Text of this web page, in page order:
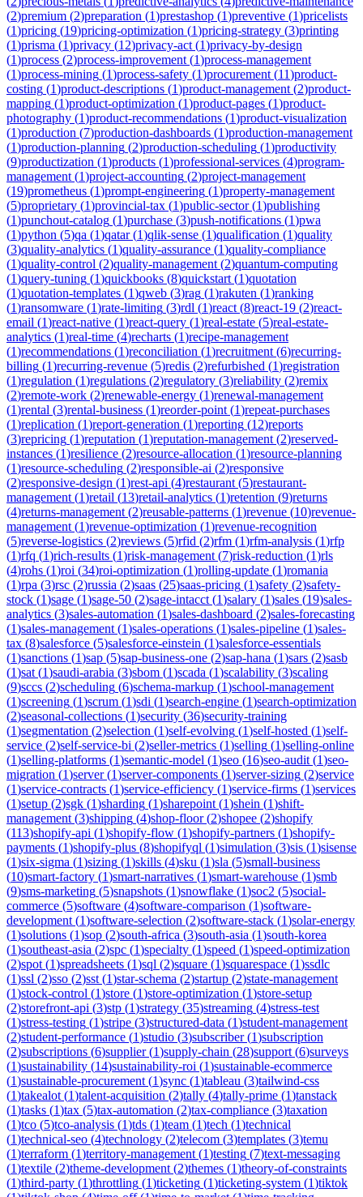
(2)premium (2)preparation (1)prestashop (1)preventive (1)pricelists
(1)pricing (19)pricing-optimization (1)pricing-strategy (3)printing
(1)prisma (1)privacy (12)privacy-act (1)privacy-by-design
(1)process (2)process-improvement (1)process-management
(1)process-mining (1)process-safety (1)procurement (11)product-
costing (1)product-descriptions (1)product-management (2)product-
mapping (1)product-optimization (1)product-pages (1)product-
photography (1)product-recommendations (1)product-visualization
(1)production (7)production-dashboards (1)production-management
(1)production-planning (2)production-scheduling (1)productivity
(9)productization (1)products (1)professional-services (4)program-
management (1)project-accounting (2)project-management
(19)prometheus (1)prompt-engineering (1)property-management
(5)proprietary (1)provincial-tax (1)public-sector(1)publishing
(1)punchout-catalog (1)purchase (3)push-notifications (1)pwa
(1)python (5)qa (1)qatar(1)qlik-sense (1)qualification (1)quality
(3)quality-analytics (1)quality-assurance (1)quality-compliance
(1)quality-control (2)quality-management (2)quantum-computing
(1)query-tuning (1)quickbooks (8)quickstart (1)quotation
(1)quotation-templates (1)qweb (3)rag (1)rakuten (1)ranking
(1)ransomware (1)rate-limiting (3)rdl (1)react (8)react-19 (2)react-
email (1)react-native (1)react-query (1)real-estate (5)real-estate-
analytics (1)real-time (4)recharts (1)recipe-management
(1)recommendations (1)reconciliation (1)recruitment (6)recurring-
billing (1)recurring-revenue (5)redis (2)refurbished (1)registration
(1)regulation (1)regulations (2)regulatory (3)reliability (2)remix
(2)remote-work (2)renewable-energy (1)renewal-management
(1)rental (3)rental-business (1)reorder-point (1)repeat-purchases
(1)replication (1)report-generation (1)reporting (12)reports
(3)repricing (1)reputation (1)reputation-management (2)reserved-
instances (1)resilience (2)resource-allocation (1)resource-planning
(1)resource-scheduling (2)responsible-ai (2)responsive
(2)responsive-design (1)rest-api (4)restaurant (5)restaurant-
management (1)retail (13)retail-analytics (1)retention (9)returns
(4)returns-management (2)reusable-patterns (1)revenue (10)revenue-
management (1)revenue-optimization (1)revenue-recognition
(5)reverse-logistics (2)reviews (5)rfid (2)rfm (1)rfm-analysis (1)rfp
(1)rfq (1)rich-results (1)risk-management (7)risk-reduction (1)rls
(4)rohs (1)roi (34)roi-optimization (1)rolling-update (1)romania
(1)rpa (3)rsc (2)russia (2)saas (25)saas-pricing (1)safety (2)safety-
stock (1)sage (1)sage-50 (2)sage-intacct (1)salary (1)sales (19)sales-
analytics (3)sales-automation (1)sales-dashboard (2)sales-forecasting
(1)sales-management (1)sales-operations (1)sales-pipeline (1)sales-
tax (8)salesforce (5)salesforce-einstein (1)salesforce-essentials
(1)sanctions (1)sap (5)sap-business-one (2)sap-hana (1)sars (2)sasb
(1)sat (1)saudi-arabia (3)sbom (1)scada (1)scalability (3)scaling
(9)sccs (2)scheduling (6)schema-markup (1)school-management
(1)screening (1)scrum (1)sdi (1)search-engine (1)search-optimization
(2)seasonal-collections (1)security (36)security-training
(1)segmentation (2)selection (1)self-evolving (1)self-hosted (1)self-
service (2)self-service-bi (2)seller-metrics (1)selling (1)selling-online
(1)selling-platforms (1)semantic-model (1)seo (16)seo-audit (1)seo-
migration (1)server(1)server-components (1)server-sizing (2)service
(1)service-contracts (1)service-efficiency (1)service-firms (1)services
(1)setup (2)sgk (1)sharding (1)sharepoint (1)shein (1)shift-
management (3)shipping (4)shop-floor(2)shopee (2)shopify
(113)shopify-api (1)shopify-flow (1)shopify-partners (1)shopify-
payments (1)shopify-plus (8)shopifyql (1)simulation (3)sis (1)sisense
(1)six-sigma (1)sizing (1)skills (4)sku (1)sla (5)small-business
(10)smart-factory (1)smart-narratives (1)smart-warehouse (1)smb
(9)sms-marketing (5)snapshots (1)snowflake (1)soc2 (5)social-
commerce (5)software (4)software-comparison (1)software-
development (1)software-selection (2)software-stack (1)solar-energy
(1)solutions (1)sop (2)south-africa (3)south-asia (1)south-korea
(1)southeast-asia (2)spc (1)specialty (1)speed (1)speed-optimization
(2)spot (1)spreadsheets (1)sql (2)square (1)squarespace (1)ssdlc
(1)ssl (2)sso (2)sst (1)star-schema (2)startup (2)state-management
(1)stock-control (1)store (1)store-optimization (1)store-setup
(2)storefront-api (3)stp (1)strategy (35)streaming (4)stress-test
(1)stress-testing (1)stripe (3)structured-data (1)student-management
(2)student-performance (1)studio (3)subscriber(1)subscription
(2)subscriptions (6)supplier(1)supply-chain (28)support (6)surveys
(1)sustainability (14)sustainability-roi (1)sustainable-ecommerce
(1)sustainable-procurement (1)sync (1)tableau (3)tailwind-css
(1)takealot (1)talent-acquisition (2)tally (4)tally-prime (1)tanstack
(1)tasks (1)tax (5)tax-automation (2)tax-compliance (3)taxation
(1)tco (5)tco-analysis (1)tds (1)team (1)tech (1)technical
(1)technical-seo (4)technology (2)telecom (3)templates (3)temu
(1)terraform (1)territory-management (1)testing (7)text-messaging
(1)textile (2)theme-development (2)themes (1)theory-of-constraints
(1)third-party (1)throttling (1)ticketing (1)ticketing-system (1)tiktok